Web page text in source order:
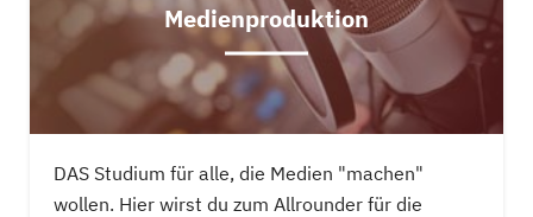
Medienproduktion
DAS Studium für alle, die Medien "machen"
wollen. Hier wirst du zum Allrounder für die